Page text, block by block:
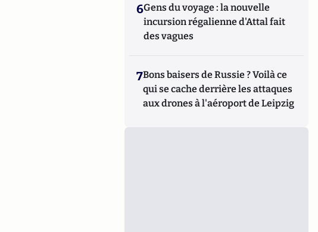
6Gens du voyage : la nouvelle
incursion régalienne d'Attal fait
des vagues
7Bons baisers de Russie ? Voilà ce
qui se cache derrière les attaques
aux drones à l'aéroport de Leipzig